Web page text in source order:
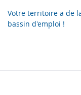
Votre territoire a de
bassin d'emploi !